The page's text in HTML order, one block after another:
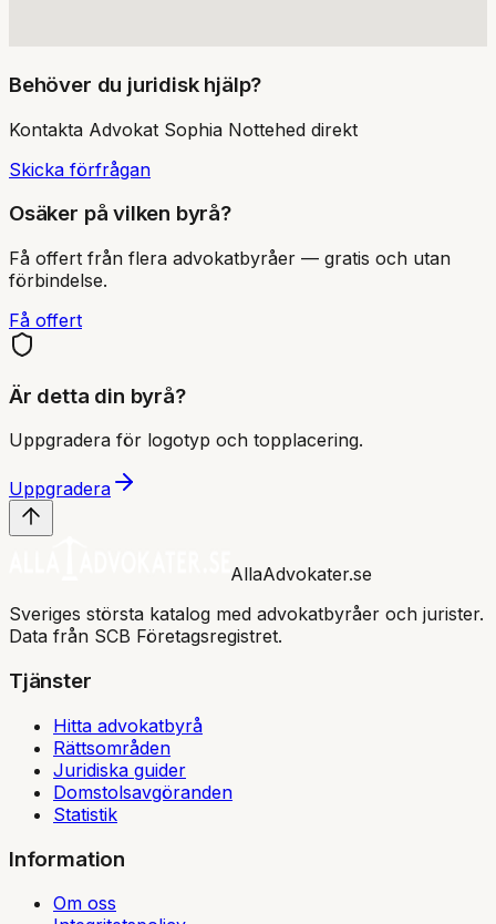
Behöver du juridisk hjälp?
Kontakta Advokat Sophia Nottehed direkt
Skicka förfrågan
Osäker på vilken byrå?
Få offert från flera advokatbyråer — gratis och utan
förbindelse.
Få offert
Är detta din byrå?
Uppgradera för logotyp och topplacering.
Uppgradera
AllaAdvokater.se
Sveriges största katalog med advokatbyråer och jurister.
Data från SCB Företagsregistret.
Tjänster
Hitta advokatbyrå
Rättsområden
Juridiska guider
Domstolsavgöranden
Statistik
Information
Om oss